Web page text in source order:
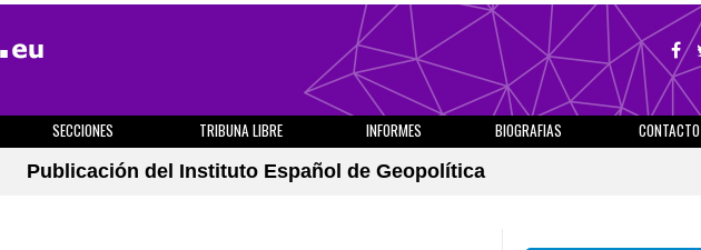
SECCIONES TRIBUNA LIBRE INFORMES BIOGRAFIAS CONTACTO
Publicación del Instituto Español de Geopolítica